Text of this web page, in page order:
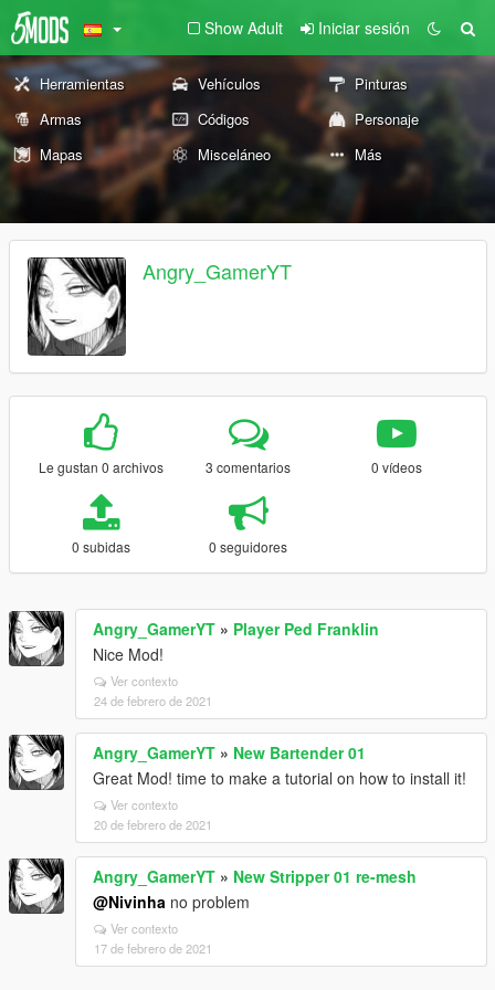
Show Adult Iniciar sesión
Herramientas Vehículos
Pinturas
Armas
Códigos
Personaje
Mapas
Misceláneo Más
Angry_GamerYT
Le gustan 0 archivos 3 comentarios 0 vídeos
0 subidas 0 seguidores
Angry_GamerYT » Player Ped Franklin
Nice Mod!
Ver contexto
24 de febrero de 2021
Angry_GamerYT » New Bartender 01
Great Mod! time to make a tutorial on how to install it!
Ver contexto
20 de febrero de 2021
Angry_GamerYT » New Stripper 01 re-mesh
@Nivinha no problem
Ver contexto
17 de febrero de 2021